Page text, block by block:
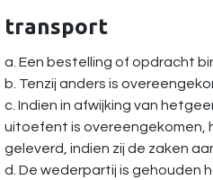
transport
a. Een bestelling of opdracht
b. Tenzij anders is
c. Indien in afwijking van
uitoefent is overeengekomen,
geleverd, indien zij de zaken
d. De wederpartij is gehouden